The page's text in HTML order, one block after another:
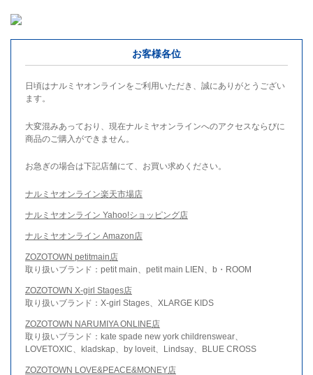
お客様各位
日頃はナルミヤオンラインをご利用いただき、誠にありがとうござい
ます。
大変混みあっており、現在ナルミヤオンラインへのアクセスならびに
商品のご購入ができません。
お急ぎの場合は下記店舗にて、お買い求めください。
ナルミヤオンライン楽天市場店
ナルミヤオンライン Yahoo!ショッピング店
ナルミヤオンライン Amazon店
ZOZOTOWN petitmain店
取り扱いブランド：petit main、petit main LIEN、b・ROOM
ZOZOTOWN X-girl Stages店
取り扱いブランド：X-girl Stages、XLARGE KIDS
ZOZOTOWN NARUMIYA ONLINE店
取り扱いブランド：kate spade new york childrenswear、
LOVETOXIC、kladskap、by loveit、Lindsay、BLUE CROSS
ZOZOTOWN LOVE&PEACE&MONEY店